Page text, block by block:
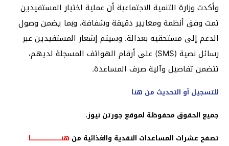
وأكدت وزارة التنمية الاجتماعية أن عملية اختيار المستفيدين
تمت وفق أنظمة ومعايير دقيقة وشفافة، وبما يضمن وصول
الدعم إلى مستحقيه بعدالة. وسيتم إشعار المستفيدين عبر
رسائل نصية (SMS) على أرقام الهواتف المسجلة لديهم،
تتضمن تفاصيل وآلية صرف المساعدة.
للتسجيل أو التحديث من هنا
جميع الحقوق محفوظة لموقع جورتن نيوز.
تصفح عشرات المساعدات النقدية والغذائية من هنـــــــــــــــــــــــــــــا